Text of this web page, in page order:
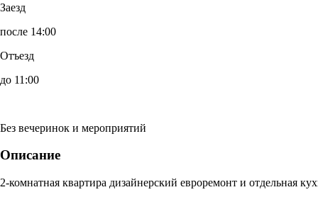
Заезд
после 14:00
Отъезд
до 11:00
Без вечеринок и мероприятий
Описание
2-комнатная квартира дизайнерский евроремонт и отдельная